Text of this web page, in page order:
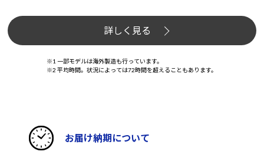
詳しく見る
※1 一部モデルは海外製造も行っています。
※2 平均時間。状況によっては72時間を超えることもあります。
お届け納期について